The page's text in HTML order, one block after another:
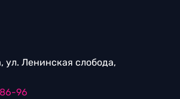
ул. Ленинская слобода,
96